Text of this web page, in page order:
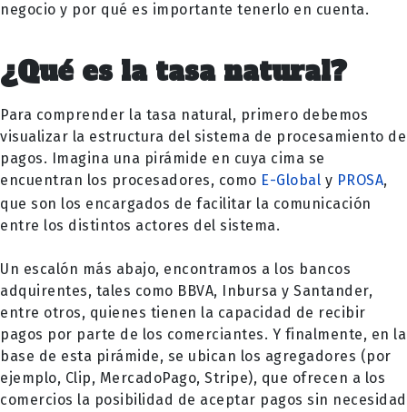
negocio y por qué es importante tenerlo en cuenta.
¿Qué es la tasa natural?
Para comprender la tasa natural, primero debemos
visualizar la estructura del sistema de procesamiento de
pagos. Imagina una pirámide en cuya cima se
encuentran los procesadores, como E-Global y PROSA,
que son los encargados de facilitar la comunicación
entre los distintos actores del sistema.
Un escalón más abajo, encontramos a los bancos
adquirentes, tales como BBVA, Inbursa y Santander,
entre otros, quienes tienen la capacidad de recibir
pagos por parte de los comerciantes. Y finalmente, en la
base de esta pirámide, se ubican los agregadores (por
ejemplo, Clip, MercadoPago, Stripe), que ofrecen a los
comercios la posibilidad de aceptar pagos sin necesidad